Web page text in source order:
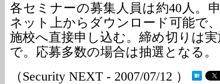
各セミナーの募集人員は約40人。
ネット上からダウンロード可能で
施校へ直接申し込む。締め切りは
で。応募多数の場合は抽選となる。
（Security NEXT - 2007/07/12 ）